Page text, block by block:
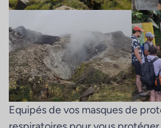
Equipés de vos masques de